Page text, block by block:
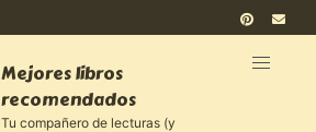
Mejores libros
recomendados
Tu compañero de lecturas (y